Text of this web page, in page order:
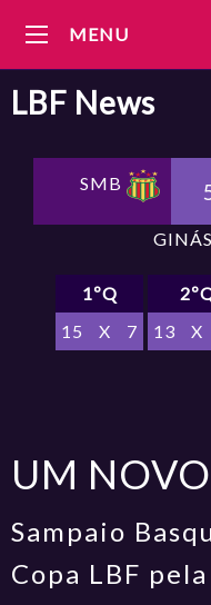
MENU
LBF News
SMB
1ºQ
15
X 7
13
X
UM
Sampaio
Copa LBF